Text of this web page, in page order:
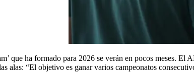
que ha formado para 2026 se verán en pocos meses.
alas: “El objetivo es ganar varios campeonatos